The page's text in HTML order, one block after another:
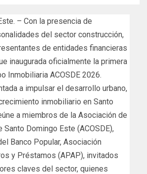
– Con la presencia de
del sector construcción,
de entidades financieras
inaugurada oficialmente la primera
Inmobiliaria ACOSDE 2026.
a impulsar el desarrollo urbano,
inmobiliario en Santo
a miembros de la Asociación de
Domingo Este (ACOSDE),
Banco Popular, Asociación
y Préstamos (APAP), invitados
claves del sector, quienes